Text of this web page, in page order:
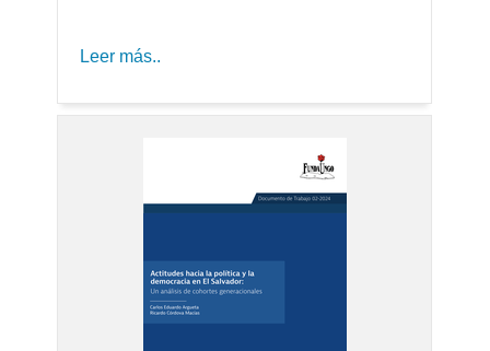
Leer más..